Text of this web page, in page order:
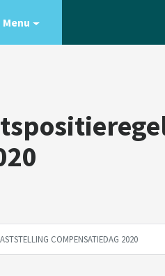
Menu
COMPENSATIEDAG 2020